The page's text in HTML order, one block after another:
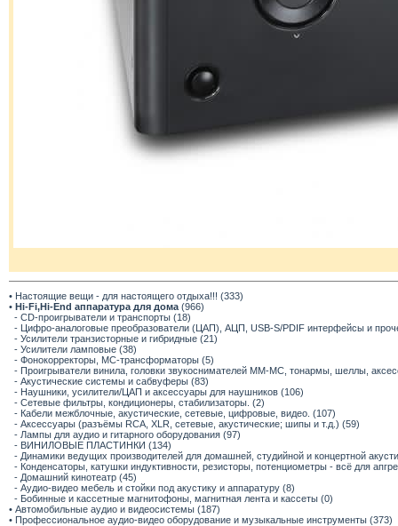
• Настоящие вещи - для настоящего отдыха!!! (333)
• Hi-Fi,Hi-End аппаратура для дома (966)
- CD-проигрыватели и транспорты (18)
- Цифро-аналоговые преобразователи (ЦАП), АЦП, USB-S/PDIF интерфейсы и
- Усилители транзисторные и гибридные (21)
- Усилители ламповые (38)
- Фонокорректоры, МС-трансформаторы (5)
- Проигрыватели винила, головки звукоснимателей ММ-МС, тонармы, шеллы,
- Акустические системы и сабвуферы (83)
- Наушники, усилители/ЦАП и аксессуары для наушников (106)
- Сетевые фильтры, кондиционеры, стабилизаторы. (2)
- Кабели межблочные, акустические, сетевые, цифровые, видео. (107)
- Аксессуары (разъёмы RCA, XLR, сетевые, акустические; шипы и т.д.) (59)
- Лампы для аудио и гитарного оборудования (97)
- ВИНИЛОВЫЕ ПЛАСТИНКИ (134)
- Динамики ведущих производителей для домашней, студийной и концертной
- Конденсаторы, катушки индуктивности, резисторы, потенциометры - всё для
- Домашний кинотеатр (45)
- Аудио-видео мебель и стойки под акустику и аппаратуру (8)
- Бобинные и кассетные магнитофоны, магнитная лента и кассеты (0)
• Автомобильные аудио и видеосистемы (187)
• Профессиональное аудио-видео оборудование и музыкальные инструменты (373)